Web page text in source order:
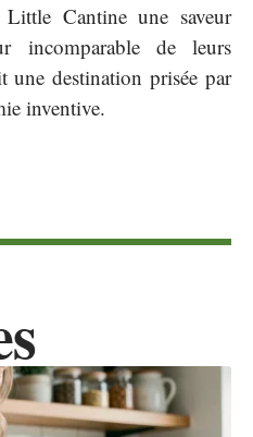
Cantine une saveur
incomparable de leurs
une destination prisée par
inventive.